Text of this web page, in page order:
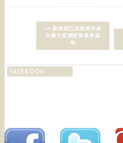
<< 新加坡已连续两年成
为最大亚洲投资者来源
地
FACEBOOK